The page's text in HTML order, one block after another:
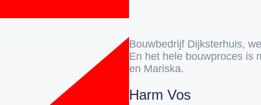
Bouwbedrijf Dijksterhuis,
En het hele bouwproces is
en Mariska.
Harm Vos